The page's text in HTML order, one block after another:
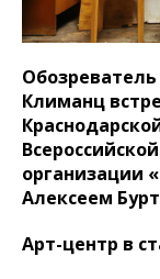
Климанц
организации
Алексеем
Арт-центр в